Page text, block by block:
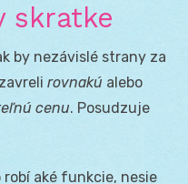
skratke
by nezávislé strany za
rovnakú alebo
cenu. Posudzuje
robí aké funkcie, nesie